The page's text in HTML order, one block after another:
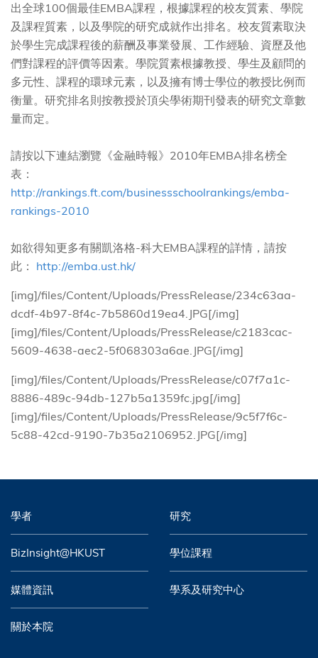
出全球100個最佳EMBA課程，根據課程的校友質素、學院
及課程質素，以及學院的研究成就作出排名。校友質素取決
於學生完成課程後的薪酬及事業發展、工作經驗、資歷及他
們對課程的評價等因素。學院質素根據教授、學生及顧問的
多元性、課程的環球元素，以及擁有博士學位的教授比例而
衡量。研究排名則按教授於頂尖學術期刊發表的研究文章數
量而定。
請按以下連結瀏覽《金融時報》2010年EMBA排名榜全
表：
http://rankings.ft.com/businessschoolrankings/emba-
rankings-2010
如欲得知更多有關凱洛格-科大EMBA課程的詳情，請按
此： http://emba.ust.hk/
[img]/files/Content/Uploads/PressRelease/234c63aa-
dcdf-4b97-8f4c-7b5860d19ea4.JPG[/img]
[img]/files/Content/Uploads/PressRelease/c2183cac-
5609-4638-aec2-5f068303a6ae.JPG[/img]
[img]/files/Content/Uploads/PressRelease/c07f7a1c-
8886-489c-94db-127b5a1359fc.jpg[/img]
[img]/files/Content/Uploads/PressRelease/9c5f7f6c-
5c88-42cd-9190-7b35a2106952.JPG[/img]
學者 研究
BizInsight@HKUST 學位課程
媒體資訊 學系及研究中心
關於本院